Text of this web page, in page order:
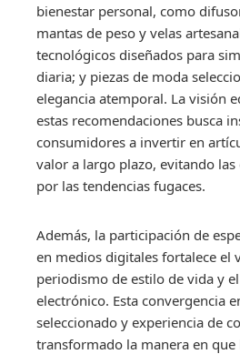
bienestar personal, como
mantas de peso y velas
tecnológicos diseñados para
diaria; y piezas de moda
elegancia atemporal. La visión
estas recomendaciones busca
consumidores a invertir en
valor a largo plazo, evitando
por las tendencias fugaces.
Además, la participación de
en medios digitales fortalece el
periodismo de estilo de vida y
electrónico. Esta convergencia
seleccionado y experiencia de
transformado la manera en que